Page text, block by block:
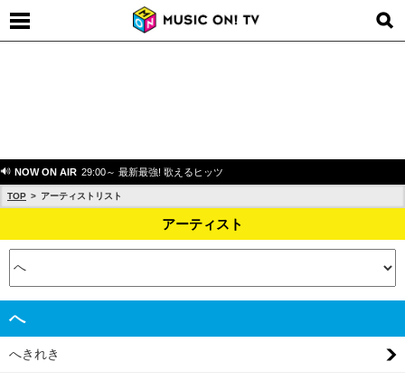
NOW ON AIR 29:00～ 最新最強! 歌えるヒッツ
TOP アーティストリスト
アーティスト
へ
へきれき